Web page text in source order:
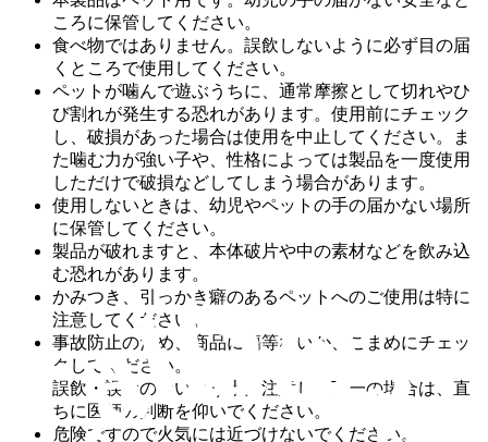
ころに保管してください。
食べ物ではありません。誤飲しないように必ず目の届
くところで使用してください。
ペットが噛んで遊ぶうちに、通常摩擦として切れやひ
び割れが発生する恐れがあります。使用前にチェック
し、破損があった場合は使用を中止してください。ま
た噛む力が強い子や、性格によっては製品を一度使用
しただけで破損などしてしまう場合があります。
使用しないときは、幼児やペットの手の届かない場所
に保管してください。
製品が破れますと、本体破片や中の素材などを飲み込
む恐れがあります。
かみつき、引っかき癖のあるペットへのご使用は特に
注意してください。
事故防止のため、商品に傷等ないか、こまめにチェッ
クしてください。
誤飲・誤食のないよう十分注意し、万一の場合は、直
ちに医師の判断を仰いでください。
危険ですので火気には近づけないでください。